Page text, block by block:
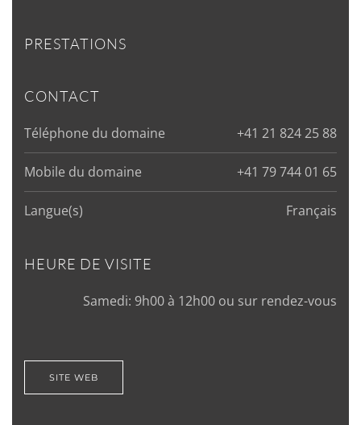
PRESTATIONS
CONTACT
Téléphone du domaine +41 21 824 25 88
Mobile du domaine +41 79 744 01 65
Langue(s) Français
HEURE DE VISITE
Samedi: 9h00 à 12h00 ou sur rendez-vous
SITE WEB